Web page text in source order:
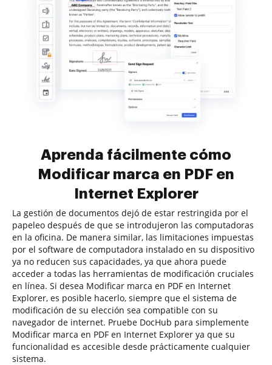
Aprenda fácilmente cómo
Modificar marca en PDF en
Internet Explorer
La gestión de documentos dejó de estar restringida por el
papeleo después de que se introdujeron las computadoras
en la oficina. De manera similar, las limitaciones impuestas
por el software de computadora instalado en su dispositivo
ya no reducen sus capacidades, ya que ahora puede
acceder a todas las herramientas de modificación cruciales
en línea. Si desea Modificar marca en PDF en Internet
Explorer, es posible hacerlo, siempre que el sistema de
modificación de su elección sea compatible con su
navegador de internet. Pruebe DocHub para simplemente
Modificar marca en PDF en Internet Explorer ya que su
funcionalidad es accesible desde prácticamente cualquier
sistema.